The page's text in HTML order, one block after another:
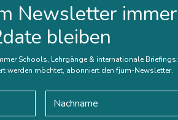
Newsletter immer
bleiben
Schools, Lehrgänge & internationale Briefings:
werden möchtet, abonniert den fjum-Newsletter.